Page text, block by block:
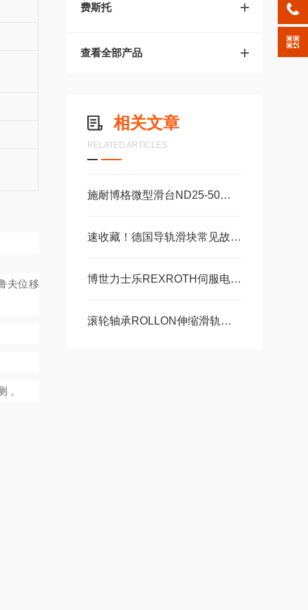
费斯托
查看全部产品
相关文章
RELATED ARTICLES
施耐博格微型滑台ND25-50，ND55-100，ND105-155精密设备轴承
速收藏！德国导轨滑块常见故障的解决方法分享
博世力士乐REXROTH伺服电机的常见故障相应解决方法分享
滚轮轴承ROLLON伸缩滑轨传动配件GUDEL齿条导轨福业选购
夫位移
。